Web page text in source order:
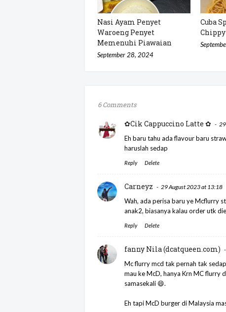
Nasi Ayam Penyet
Waroeng Penyet
Memenuhi Piawaian
September 28, 2024
Cuba
Chippy
6 Comments
✿Cik Cappuccino Latte ✿
Eh baru tahu ada flavour baru
haruslah sedap
Reply Delete
Carneyz 29 August 2023 at 13:18
Wah, ada perisa baru ye Mcflurry
anak2, biasanya kalau order utk
Reply Delete
fanny Nila (dcatqueen.com)
Mc flurry mcd tak pernah tak
mau ke McD, hanya Krn MC flurry
samasekali 😄.
Eh tapi McD burger di Malaysia